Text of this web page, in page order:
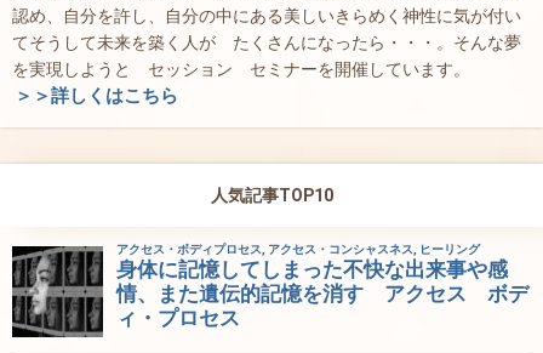
認め、自分を許し、自分の中にある美しいきらめく神性に気が付い
てそうして未来を築く人が たくさんになったら・・・。そんな夢
を実現しようと セッション セミナーを開催しています。
＞＞詳しくはこちら
人気記事TOP10